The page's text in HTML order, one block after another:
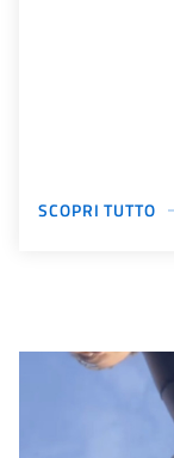
SCOPRI TUTTO